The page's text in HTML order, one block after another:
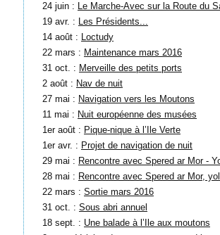
24 juin : Le Marche-Avec sur la Route du
19 avr. : Les Présidents...
14 août : Loctudy
22 mars : Maintenance mars 2016
31 oct. : Merveille des petits ports
2 août : Nav de nuit
27 mai : Navigation vers les Moutons
11 mai : Nuit européenne des musées
1er août : Pique-nique à l’Ile Verte
1er avr. : Projet de navigation de nuit
29 mai : Rencontre avec Spered ar Mor -
28 mai : Rencontre avec Spered ar Mor,
22 mars : Sortie mars 2016
31 oct. : Sous abri annuel
18 sept. : Une balade à l’Ile aux moutons